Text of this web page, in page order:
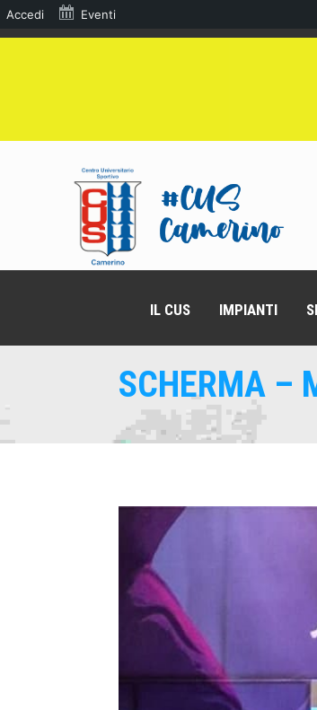
Accedi Eventi
IL CUS IMPIANTI
SCHERMA –